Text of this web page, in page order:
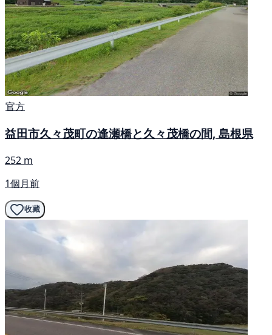
官方
益田市久々茂町の逢瀬橋と久々茂橋の間, 島根県
252 m
1個月前
收藏